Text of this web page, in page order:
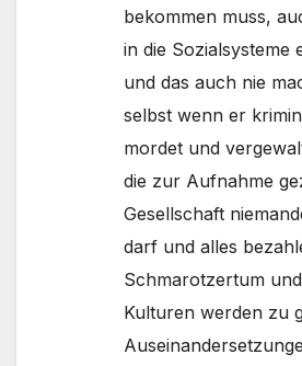
bekommen muss,
in die Sozialsysteme
und das auch nie
selbst wenn er
mordet und
die zur Aufnahme
Gesellschaft
darf und alles
Schmarotzertum
Kulturen werden zu